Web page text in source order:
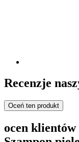
Recenzje
Oceń ten produkt
ocen